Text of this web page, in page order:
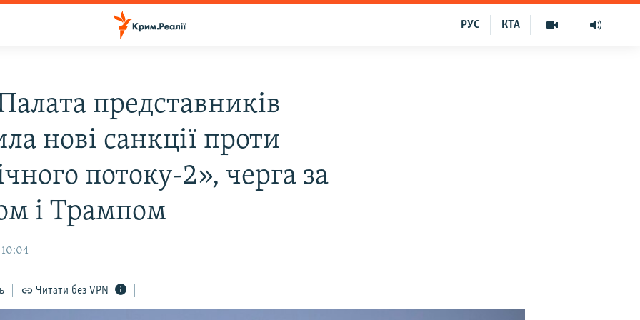
КТА
РУС
представників
нові санкції проти
потоку-2», черга за
і Трампом
Читати без VPN